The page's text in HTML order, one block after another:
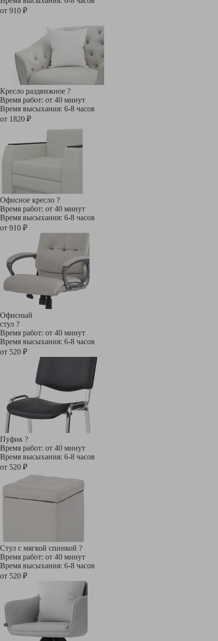
от 910 ₽
Кресло раздвижное ?
Время работ: от 40 минут
Время высыхания: 6-8 часов
от 1820 ₽
Офисное кресло ?
Время работ: от 40 минут
Время высыхания: 6-8 часов
от 910 ₽
Офисный
стул ?
Время работ: от 40 минут
Время высыхания: 6-8 часов
от 520 ₽
Пуфик ?
Время работ: от 40 минут
Время высыхания: 6-8 часов
от 520 ₽
Стул с мягкой спинкой ?
Время работ: от 40 минут
Время высыхания: 6-8 часов
от 520 ₽